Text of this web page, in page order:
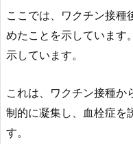
ここでは、ワクチン接種
めたことを示しています
示しています。
これは、ワクチン接種か
制的に凝集し、血栓症を
す。